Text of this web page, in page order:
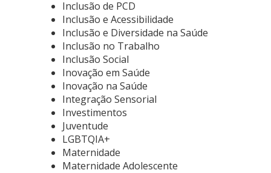
Inclusão de PCD
Inclusão e Acessibilidade
Inclusão e Diversidade na Saúde
Inclusão no Trabalho
Inclusão Social
Inovação em Saúde
Inovação na Saúde
Integração Sensorial
Investimentos
Juventude
LGBTQIA+
Maternidade
Maternidade Adolescente